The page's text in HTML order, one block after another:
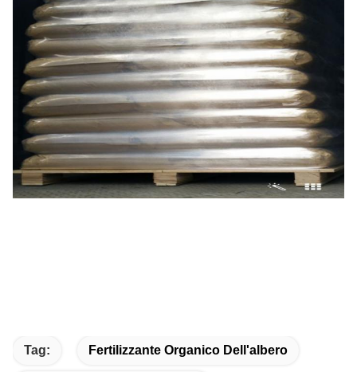
Tag: Fertilizzante Organico Dell'albero